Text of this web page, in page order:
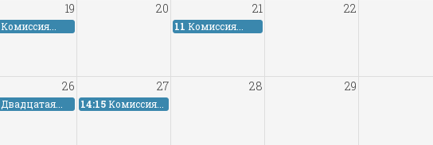
19 20 21 22
Комиссия... 11 Комиссия...
26 27 28 29
Двадцатая... 14:15 Комиссия...